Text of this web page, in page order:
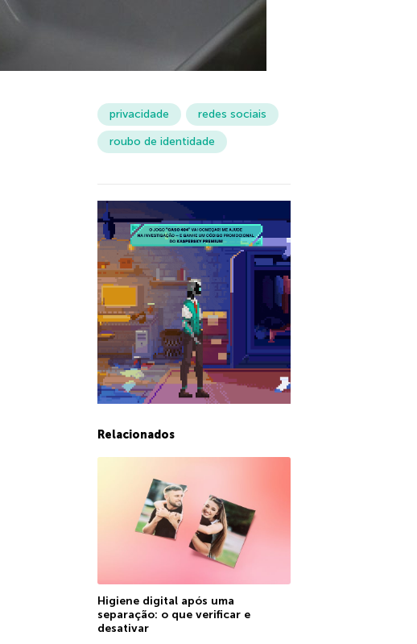
privacidade
redes sociais
roubo de identidade
Relacionados
Higiene digital após uma
separação: o que verificar e
desativar